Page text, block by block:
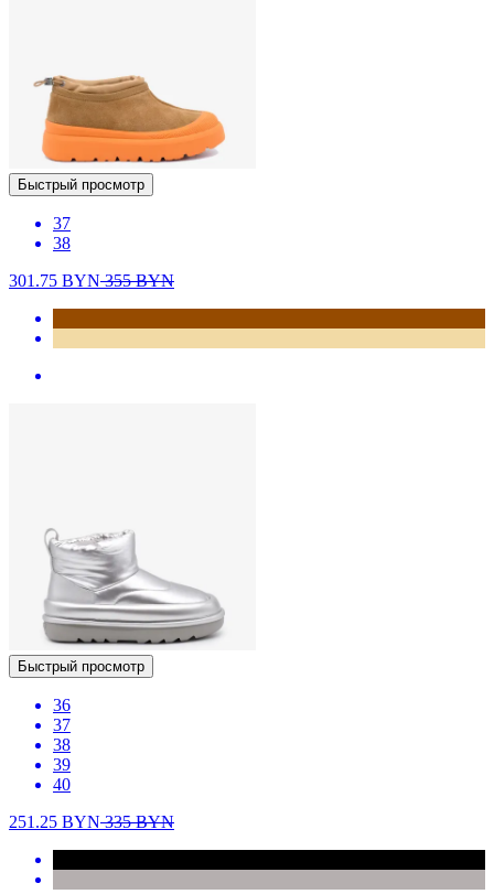
Быстрый просмотр
37
38
301.75 BYN355BYN
Быстрый просмотр
36
37
38
39
40
251.25 BYN335BYN